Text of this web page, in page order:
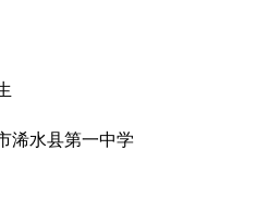
浠水县第一中学